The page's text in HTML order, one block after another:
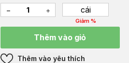
cái
Giảm %
Thêm vào giỏ
Thêm vào yêu thích